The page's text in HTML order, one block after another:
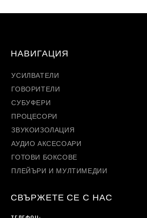
НАВИГАЦИЯ
УСИЛВАТЕЛИ
ГОВОРИТЕЛИ
СУБУФЕРИ
ПРОЦЕСОРИ
ЗВУКОИЗОЛАЦИЯ
АУДИО АКСЕСОАРИ
ГОТОВИ БОКСОВЕ
ПЛЕЙЪРИ И МУЛТИМЕДИИ
СВЪРЖЕТЕ СЕ С НАС